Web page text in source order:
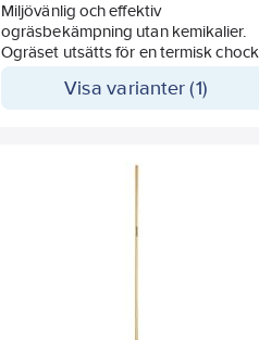
Miljövänlig och effektiv
ogräsbekämpning utan kemikalier.
Ogräset utsätts för en termisk chock i
specifikt ogräset tack vare skölden.
Visa varianter (1)